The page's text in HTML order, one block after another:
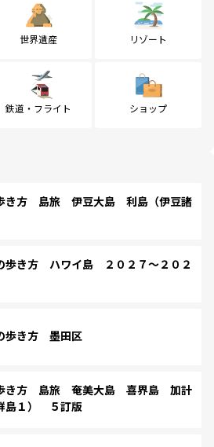
世界遺産 リゾート
鉄道・フライト ショップ
き方 島旅 伊豆大島 利島（伊豆諸
歩き方 ハワイ島 ２０２７～２０２
歩き方 墨田区
き方 島旅 奄美大島 喜界島 加計
島１） ５訂版